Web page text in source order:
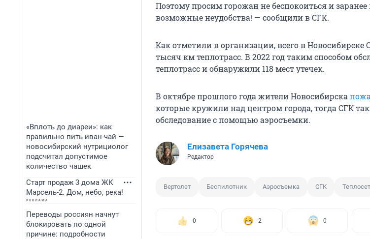
«Вплоть до диареи»: как
правильно пить иван-чай —
новосибирский нутрициолог
подсчитал допустимое
количество чашек
Старт продаж 3 дома ЖК
Марсель-2. Дом, небо, река!
Переводы россиян начнут
блокировать по одной
причине: подробности
Поэтому просим горожан не беспокоиться и
возможные неудобства! — сообщили в СГК.
Как отметили в организации, всего в Новосибирске
тысяч км теплотрасс. В 2022 год таким способом
теплотрасс и обнаружили 118 мест утечек.
В октябре прошлого года жители Новосибирска
которые кружили над центром города, тогда СГК
обследование с помощью аэросъемки.
Елизавета Горячева
Редактор
Вертолет Беспилотник Аэросъемка СГК
0 2 0